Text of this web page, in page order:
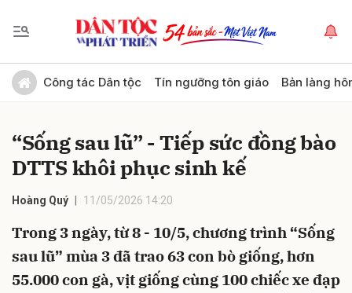
Công tác Dân tộc Tín ngưỡng tôn giáo Bản làng
“Sống sau lũ” - Tiếp sức đồng bào
DTTS khôi phục sinh kế
Hoàng Quý 11/05/2026 14:20
Trong 3 ngày, từ 8 - 10/5, chương trình “Sống
sau lũ” mùa 3 đã trao 63 con bò giống, hơn
55.000 con gà, vịt giống cùng 100 chiếc xe đạp
Gửi bình luận
Hủy Gửi